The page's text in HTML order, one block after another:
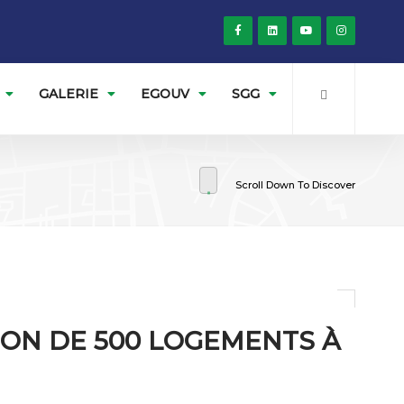
GALERIE EGOUV SGG
Scroll Down To Discover
DE 500 LOGEMENTS À